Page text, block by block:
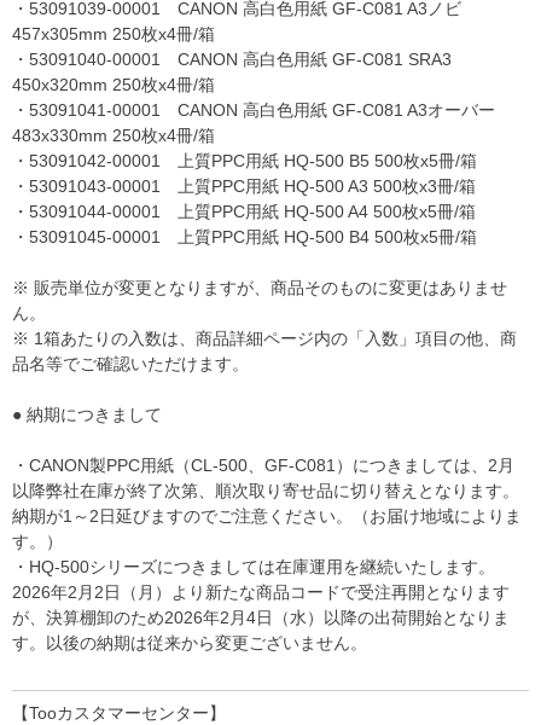
・53091039-00001 CANON 高白色用紙 GF-C081 A3ノビ
457x305mm 250枚x4冊/箱
・53091040-00001 CANON 高白色用紙 GF-C081 SRA3
450x320mm 250枚x4冊/箱
・53091041-00001 CANON 高白色用紙 GF-C081 A3オーバー
483x330mm 250枚x4冊/箱
・53091042-00001 上質PPC用紙 HQ-500 B5 500枚x5冊/箱
・53091043-00001 上質PPC用紙 HQ-500 A3 500枚x3冊/箱
・53091044-00001 上質PPC用紙 HQ-500 A4 500枚x5冊/箱
・53091045-00001 上質PPC用紙 HQ-500 B4 500枚x5冊/箱
※ 販売単位が変更となりますが、商品そのものに変更はありませ
ん。
※ 1箱あたりの入数は、商品詳細ページ内の「入数」項目の他、商
品名等でご確認いただけます。
● 納期につきまして
・CANON製PPC用紙（CL-500、GF-C081）につきましては、2月
以降弊社在庫が終了次第、順次取り寄せ品に切り替えとなります。
納期が1～2日延びますのでご注意ください。（お届け地域によりま
す。）
・HQ-500シリーズにつきましては在庫運用を継続いたします。
2026年2月2日（月）より新たな商品コードで受注再開となります
が、決算棚卸のため2026年2月4日（水）以降の出荷開始となりま
す。以後の納期は従来から変更ございません。
【Tooカスタマーセンター】